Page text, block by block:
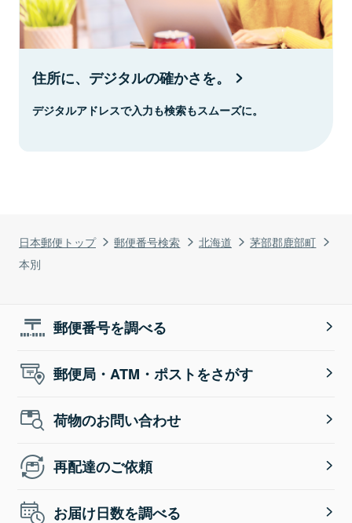
日本郵便トップ 郵便番号検索 北海道
茅部郡鹿部町
本別
住所に、デジタルの確かさを。
デジタルアドレスで入力も検索もスムーズに。
郵便番号を調べる
郵便局・ATM・ポストをさがす
荷物のお問い合わせ
再配達のご依頼
お届け日数を調べる